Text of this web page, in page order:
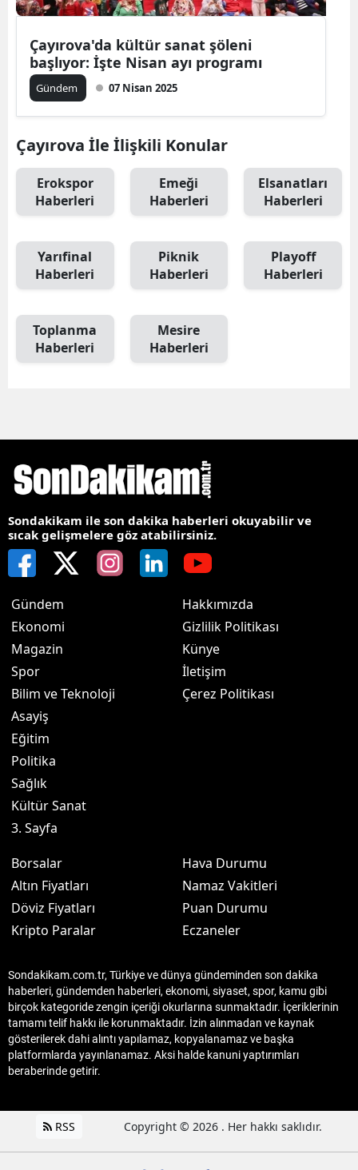
Çayırova'da kültür sanat şöleni
başlıyor: İşte Nisan ayı programı
Gündem 07 Nisan 2025
Çayırova İle İlişkili Konular
Erokspor
Haberleri
Emeği
Haberleri
Elsanatları
Haberleri
Yarıfinal
Haberleri
Piknik
Haberleri
Playoff
Haberleri
Toplanma
Haberleri
Mesire
Haberleri
Sondakikam ile son dakika haberleri okuyabilir ve
sıcak gelişmelere göz atabilirsiniz.
Gündem
Ekonomi
Magazin
Spor
Bilim ve Teknoloji
Asayiş
Eğitim
Politika
Sağlık
Kültür Sanat
3. Sayfa
Hakkımızda
Gizlilik Politikası
Künye
İletişim
Çerez Politikası
Borsalar
Altın Fiyatları
Döviz Fiyatları
Kripto Paralar
Hava Durumu
Namaz Vakitleri
Puan Durumu
Eczaneler
Sondakikam.com.tr, Türkiye ve dünya gündeminden son dakika
haberleri, gündemden haberleri, ekonomi, siyaset, spor, kamu gibi
birçok kategoride zengin içeriği okurlarına sunmaktadır. İçeriklerinin
tamamı telif hakkı ile korunmaktadır. İzin alınmadan ve kaynak
gösterilerek dahi alıntı yapılamaz, kopyalanamaz ve başka
platformlarda yayınlanamaz. Aksi halde kanuni yaptırımları
beraberinde getirir.
RSS Copyright © 2026 . Her hakkı saklıdır.